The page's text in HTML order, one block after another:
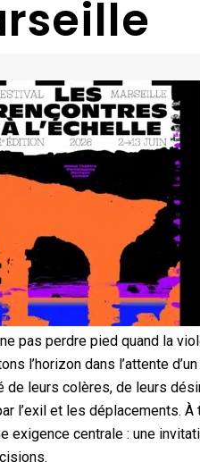
pas perdre pied quand la
l’horizon dans l’attente
de leurs colères, de leurs
l’exil et les déplacements.
exigence centrale : une